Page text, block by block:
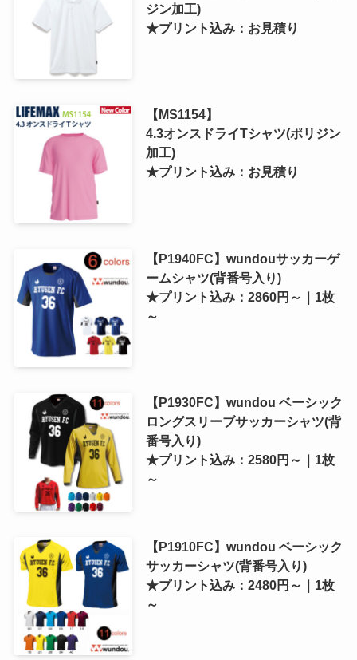
ジン加工)
★プリント込み：お見積り
【MS1154】
4.3オンスドライTシャツ(ポリジン
加工)
★プリント込み：お見積り
【P1940FC】wundouサッカーゲ
ームシャツ(背番号入り)
★プリント込み：2860円～｜1枚
～
【P1930FC】wundou ベーシック
ロングスリーブサッカーシャツ(背
番号入り)
★プリント込み：2580円～｜1枚
～
【P1910FC】wundou ベーシック
サッカーシャツ(背番号入り)
★プリント込み：2480円～｜1枚
～